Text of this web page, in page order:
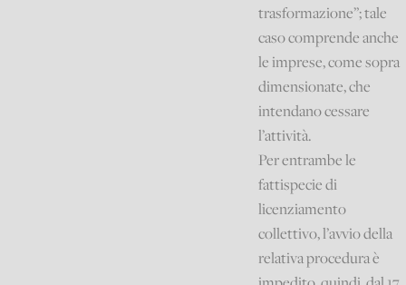
trasformazione”; tale
caso comprende anche
le imprese, come sopra
dimensionate, che
intendano cessare
l’attività.
Per entrambe le
fattispecie di
licenziamento
collettivo, l’avvio della
relativa procedura è